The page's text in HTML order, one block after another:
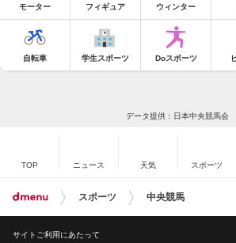
モーター フィギュア ウィンター
自転車 学生スポーツ Doスポーツ
データ提供：日本中央競馬会
TOP ニュース 天気 スポーツ
スポーツ 中央競馬
サイトご利用にあたって